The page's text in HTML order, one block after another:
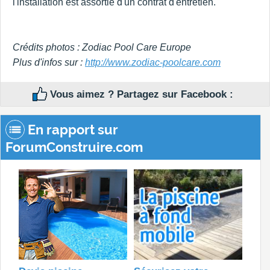
l'installation est assortie d'un contrat d'entretien.
Crédits photos : Zodiac Pool Care Europe
Plus d'infos sur : http://www.zodiac-poolcare.com
Vous aimez ? Partagez sur Facebook :
En rapport sur
ForumConstruire.com